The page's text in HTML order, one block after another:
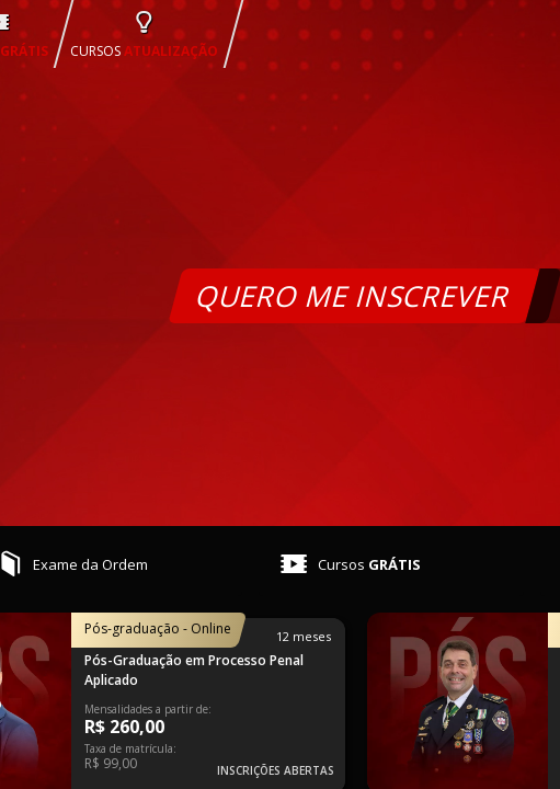
GRÁTIS CURSOSATUALIZAÇÃO
QUERO ME INSCREVER
Exame da Ordem Cursos GRÁTIS
Pós-graduação - Online 12 meses
Pós-Graduação em Processo Penal
Aplicado
Mensalidades a partir de:
R$ 260,00
Taxa de matrícula:
R$ 99,00 INSCRIÇÕES ABERTAS